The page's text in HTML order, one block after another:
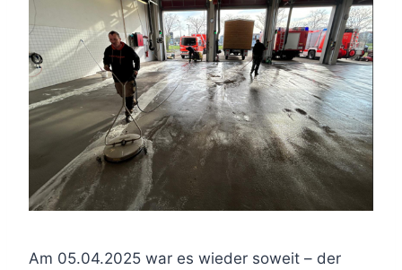
Am 05.04.2025 war es wieder soweit – der